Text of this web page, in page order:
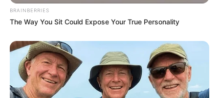
BRAINBERRIES
The Way You Sit Could Expose Your True Personality